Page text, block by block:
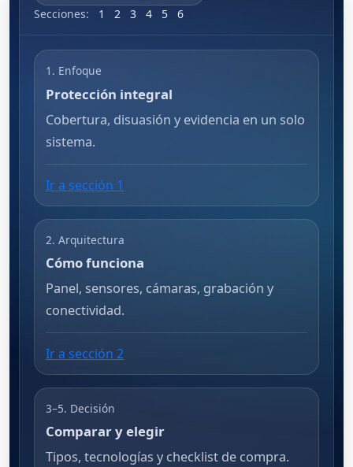
Secciones: 1 2 3 4 5 6
1. Enfoque
Protección integral
Cobertura, disuasión y evidencia en un solo
sistema.
Ir a sección 1
2. Arquitectura
Cómo funciona
Panel, sensores, cámaras, grabación y
conectividad.
Ir a sección 2
3–5. Decisión
Comparar y elegir
Tipos, tecnologías y checklist de compra.